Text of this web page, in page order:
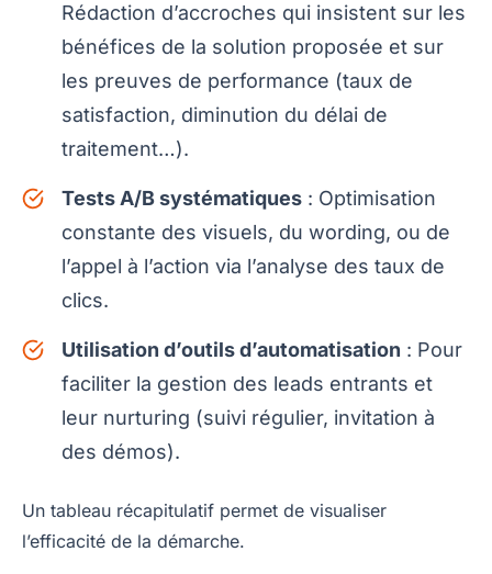
Rédaction d’accroches qui insistent sur les
bénéfices de la solution proposée et sur
les preuves de performance (taux de
satisfaction, diminution du délai de
traitement…).
Tests A/B systématiques : Optimisation
constante des visuels, du wording, ou de
l’appel à l’action via l’analyse des taux de
clics.
Utilisation d’outils d’automatisation : Pour
faciliter la gestion des leads entrants et
leur nurturing (suivi régulier, invitation à
des démos).
Un tableau récapitulatif permet de visualiser
l’efficacité de la démarche.